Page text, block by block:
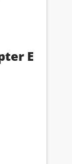
E